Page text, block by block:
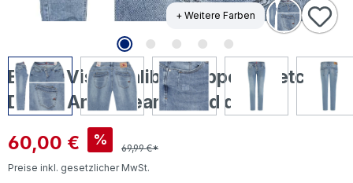
+ Weitere Farben
Buena Vista Malibu Cropped Stretch
Denim Ankle Jeans used denim
Verkaufspreis:
60,00 € %
69,99 €*
Preise inkl. gesetzlicher MwSt.